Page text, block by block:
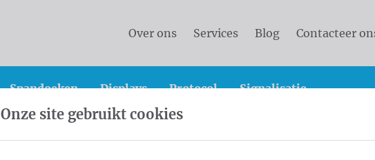
Over ons Services Blog Contacteer
Spandoeken Displays Protocol Signalisatie
Onze site gebruikt cookies